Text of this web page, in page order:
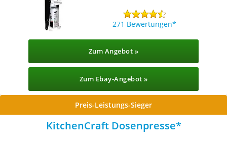
271 Bewertungen
Zum Angebot »
Zum Ebay-Angebot »
Preis-Leistungs-Sieger
KitchenCraft Dosenpresse